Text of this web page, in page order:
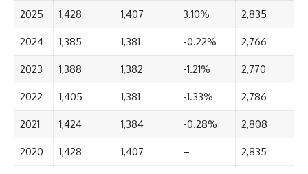
2025 1,428 1,407 3.10% 2,835
2024 1,385 1,381 -0.22% 2,766
2023 1,388 1,382 -1.21% 2,770
2022 1,405 1,381 -1.33% 2,786
2021 1,424 1,384 -0.28% 2,808
2020 1,428 1,407 – 2,835